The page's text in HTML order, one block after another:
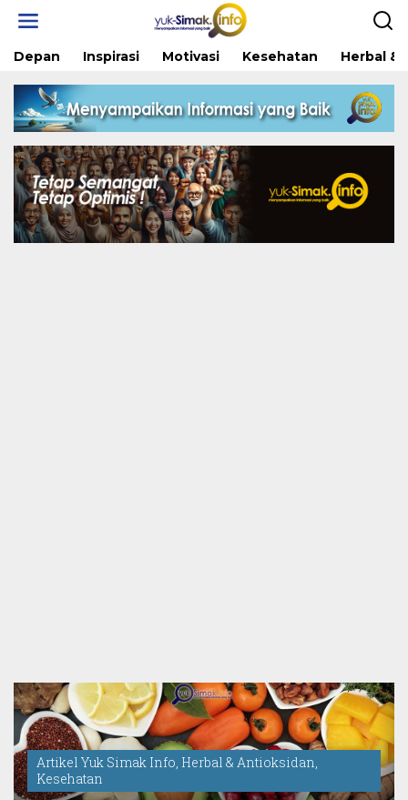
Depan Inspirasi Motivasi Kesehatan Herbal &
Artikel Yuk Simak Info, Herbal & Antioksidan,
Kesehatan